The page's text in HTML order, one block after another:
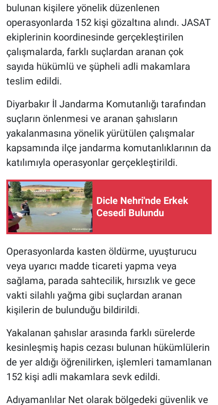
bulunan kişilere yönelik düzenlenen
operasyonlarda 152 kişi gözaltına alındı. JASAT
ekiplerinin koordinesinde gerçekleştirilen
çalışmalarda, farklı suçlardan aranan çok
sayıda hükümlü ve şüpheli adli makamlara
teslim edildi.
Diyarbakır İl Jandarma Komutanlığı tarafından
suçların önlenmesi ve aranan şahısların
yakalanmasına yönelik yürütülen çalışmalar
kapsamında ilçe jandarma komutanlıklarının da
katılımıyla operasyonlar gerçekleştirildi.
Dicle Nehri'nde Erkek
Cesedi Bulundu
Operasyonlarda kasten öldürme, uyuşturucu
veya uyarıcı madde ticareti yapma veya
sağlama, parada sahtecilik, hırsızlık ve gece
vakti silahlı yağma gibi suçlardan aranan
kişilerin de bulunduğu bildirildi.
Yakalanan şahıslar arasında farklı sürelerde
kesinleşmiş hapis cezası bulunan hükümlülerin
de yer aldığı öğrenilirken, işlemleri tamamlanan
152 kişi adli makamlara sevk edildi.
Adıyamanlılar Net olarak bölgedeki güvenlik ve
Şambayat Haber